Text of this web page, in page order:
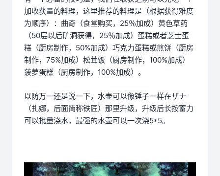
加收获量的料理，这里推荐的料理是（根据获得难度
为顺序）：曲奇（食堂购买，25％加成）黄色草药
（50层以后矿洞获得，25％加成）蛋糕或者芝士蛋
糕（厨房制作，50%加成）巧克力蛋糕或煎饼（厨房
制作，75%加成）松茸饭（厨房制作，100%加成）
菠萝蛋糕（厨房制作，100%加成）。
以防万一还是说一下，水壶可以像锤子一样在ザナ
（扎娜，后面简称铁匠）那里升级，升级后长按蓄力
可以批量浇水，最强的水壶可以一次浇5*5。